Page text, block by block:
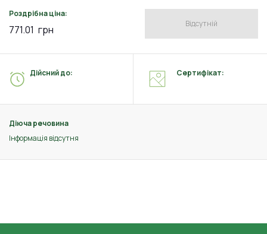
Роздрібна ціна:
771.01 грн Відсутній
Діюча речовина
Інформація відсутня
Дійсний до: Сертифікат: